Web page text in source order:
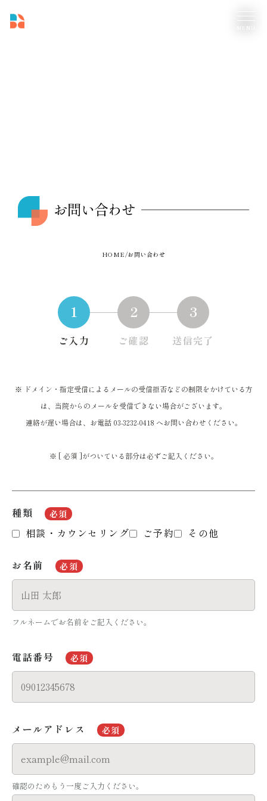
お問い合わせ
HOME お問い合わせ
1
ご入力
2
ご確認
3
送信完了
※ ドメイン・指定受信によるメールの受信拒否などの制限をかけている方
は、当院からのメールを受信できない場合がございます。
連絡が遅い場合は、お電話 03-3232-0418 へお問い合わせください。
※ [ 必須 ]がついている部分は必ずご記入ください。
種類 必須
相談・カウンセリング ご予約 その他
お名前 必須
フルネームでお名前をご記入ください。
電話番号 必須
メールアドレス 必須
確認のためもう一度ご入力ください。